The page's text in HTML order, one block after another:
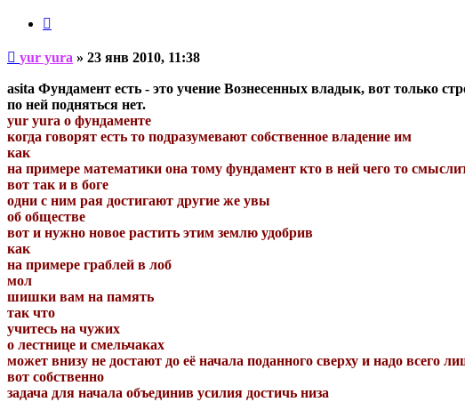
Непрочитанное
сообщение
yur yura » 23 янв 2010, 11:38
asita Фундамент есть - это учение Вознесенных владык, вот только
по ней подняться нет.
yur yura о фундаменте
когда говорят есть то подразумевают собственное владение им
как
на примере математики она тому фундамент кто в ней чего то
вот так и в боге
одни с ним рая достигают другие же увы
об обществе
вот и нужно новое растить этим землю удобрив
как
на примере граблей в лоб
мол
шишки вам на память
так что
учитесь на чужих
о лестнице и смельчаках
может внизу не достают до её начала поданного сверху и надо всего
вот собственно
задача для начала объединив усилия достичь низа